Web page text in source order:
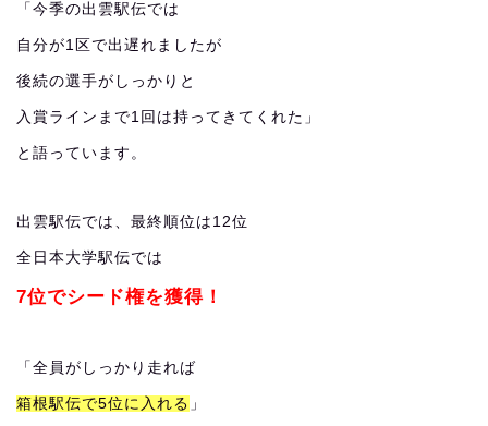
「今季の出雲駅伝では
自分が1区で出遅れましたが
後続の選手がしっかりと
入賞ラインまで1回は持ってきてくれた」
と語っています。
出雲駅伝では、最終順位は12位
全日本大学駅伝では
7位でシード権を獲得！
「全員がしっかり走れば
箱根駅伝で5位に入れる 」